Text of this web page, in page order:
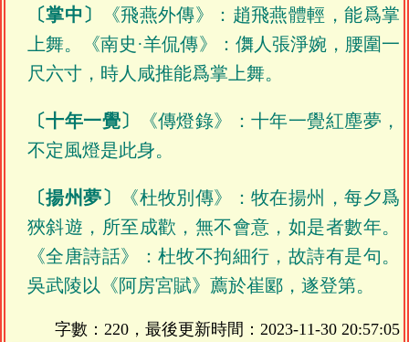
〔掌中〕
《飛燕外傳》：趙飛燕體輕，能爲掌
上舞。《南史·羊侃傳》：儛人張淨婉，腰圍一
尺六寸，時人咸推能爲掌上舞。
〔十年一覺〕
《傳燈錄》：十年一覺紅塵夢，
不定風燈是此身。
〔揚州夢〕
《杜牧別傳》：牧在揚州，每夕爲
狹斜遊，所至成歡，無不會意，如是者數年。
《全唐詩話》：杜牧不拘細行，故詩有是句。
吳武陵以《阿房宮賦》薦於崔郾，遂登第。
字數：220，最後更新時間： 2023-11-30 20:57:05